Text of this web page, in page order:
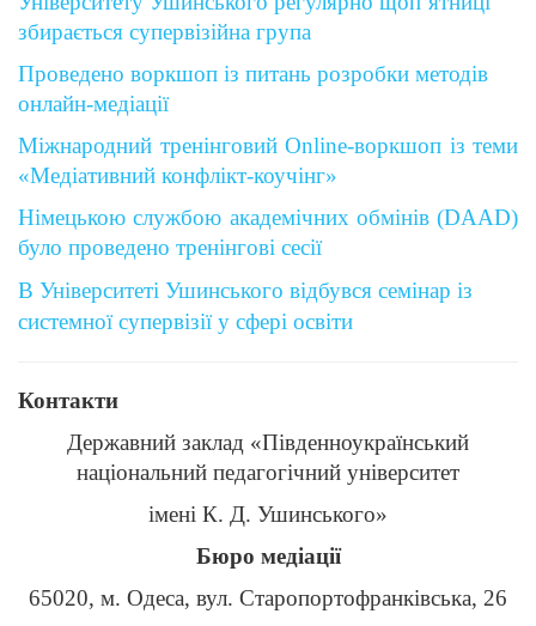
збирається супервізійна група
Проведено воркшоп із питань розробки методів
онлайн-медіації
Міжнародний тренінговий Online-воркшоп із теми
«Медіативний конфлікт-коучінг»
Німецькою службою академічних обмінів (DAAD)
було проведено тренінгові сесії
В Університеті Ушинського відбувся семінар із
системної супервізії у сфері освіти
Контакти
Державний заклад «Південноукраїнський
національний педагогічний університет
імені К. Д. Ушинського»
Бюро медіації
65020, м. Одеса, вул. Старопортофранківська, 26